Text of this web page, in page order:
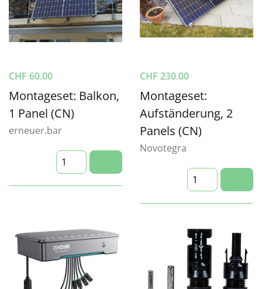
CHF 60.00
Montageset: Balkon,
1 Panel (CN)
erneuer.bar
CHF 230.00
Montageset:
Aufständerung, 2
Panels (CN)
Novotegra